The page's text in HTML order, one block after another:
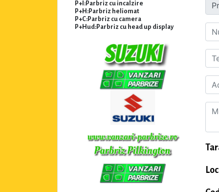
P+I:Parbriz cu incalzire
P+H:Parbriz heliomat
P+C:Parbriz cu camera
P+Hud:Parbriz cu head up display